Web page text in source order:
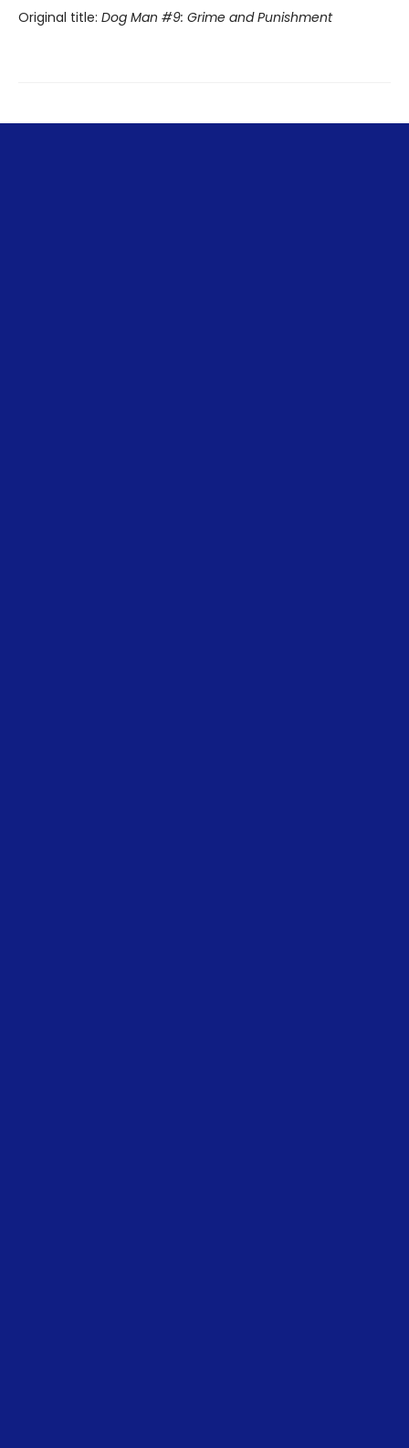
Original title: Dog Man #9: Grime and Punishment